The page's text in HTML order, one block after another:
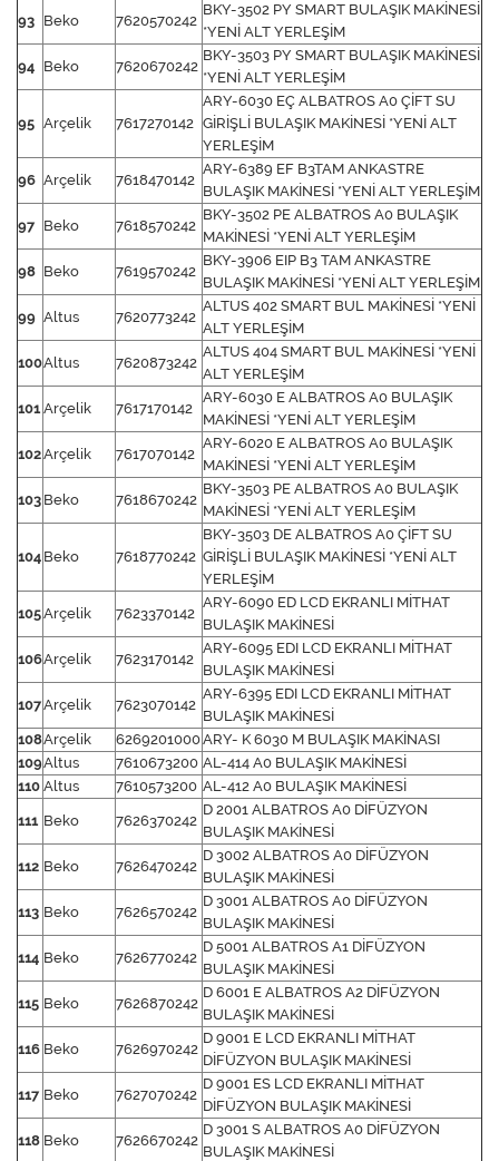
93 Beko 7620570242
BKY-3502 PY SMART BULAŞIK MAKİNESİ
*YENİ ALT YERLEŞİM
94 Beko 7620670242
BKY-3503 PY SMART BULAŞIK MAKİNESİ
*YENİ ALT YERLEŞİM
95 Arçelik 7617270142
ARY-6030 EÇ ALBATROS A0 ÇİFT SU
GİRİŞLİ BULAŞIK MAKİNESİ *YENİ ALT
YERLEŞİM
96 Arçelik 7618470142
ARY-6389 EF B3TAM ANKASTRE
BULAŞIK MAKİNESİ *YENİ ALT YERLEŞİM
97 Beko 7618570242
BKY-3502 PE ALBATROS A0 BULAŞIK
MAKİNESİ *YENİ ALT YERLEŞİM
98 Beko 7619570242
BKY-3906 EIP B3 TAM ANKASTRE
BULAŞIK MAKİNESİ *YENİ ALT YERLEŞİM
99 Altus 7620773242
ALTUS 402 SMART BUL MAKİNESİ *YENİ
ALT YERLEŞİM
100Altus 7620873242
ALTUS 404 SMART BUL MAKİNESİ *YENİ
ALT YERLEŞİM
101 Arçelik 7617170142
ARY-6030 E ALBATROS A0 BULAŞIK
MAKİNESİ *YENİ ALT YERLEŞİM
102Arçelik 7617070142
ARY-6020 E ALBATROS A0 BULAŞIK
MAKİNESİ *YENİ ALT YERLEŞİM
103 Beko 7618670242
BKY-3503 PE ALBATROS A0 BULAŞIK
MAKİNESİ *YENİ ALT YERLEŞİM
104 Beko 7618770242
BKY-3503 DE ALBATROS A0 ÇİFT SU
GİRİŞLİ BULAŞIK MAKİNESİ *YENİ ALT
YERLEŞİM
105Arçelik 7623370142
ARY-6090 ED LCD EKRANLI MİTHAT
BULAŞIK MAKİNESİ
106Arçelik 7623170142
ARY-6095 EDI LCD EKRANLI MİTHAT
BULAŞIK MAKİNESİ
107Arçelik 7623070142
ARY-6395 EDI LCD EKRANLI MİTHAT
BULAŞIK MAKİNESİ
108Arçelik 6269201000ARY- K 6030 M BULAŞIK MAKİNASI
109Altus 7610673200 AL-414 A0 BULAŞIK MAKİNESİ
110 Altus 7610573200 AL-412 A0 BULAŞIK MAKİNESİ
111 Beko 7626370242
D 2001 ALBATROS A0 DİFÜZYON
BULAŞIK MAKİNESİ
112 Beko 7626470242
D 3002 ALBATROS A0 DİFÜZYON
BULAŞIK MAKİNESİ
113 Beko 7626570242
D 3001 ALBATROS A0 DİFÜZYON
BULAŞIK MAKİNESİ
114 Beko 7626770242
D 5001 ALBATROS A1 DİFÜZYON
BULAŞIK MAKİNESİ
115 Beko 7626870242
D 6001 E ALBATROS A2 DİFÜZYON
BULAŞIK MAKİNESİ
116 Beko 7626970242
D 9001 E LCD EKRANLI MİTHAT
DİFÜZYON BULAŞIK MAKİNESİ
117 Beko 7627070242
D 9001 ES LCD EKRANLI MİTHAT
DİFÜZYON BULAŞIK MAKİNESİ
118 Beko 7626670242
D 3001 S ALBATROS A0 DİFÜZYON
BULAŞIK MAKİNESİ